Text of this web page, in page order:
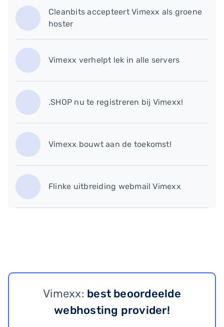
Cleanbits accepteert Vimexx als groene
hoster
Vimexx verhelpt lek in alle servers
.SHOP nu te registreren bij Vimexx!
Vimexx bouwt aan de toekomst!
Flinke uitbreiding webmail Vimexx
Vimexx: best beoordeelde
webhosting provider!